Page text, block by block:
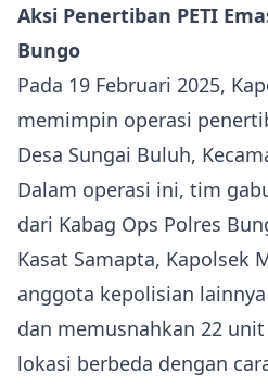
Aksi Penertiban PETI
Bungo
Pada 19 Februari 2025,
memimpin operasi
Desa Sungai Buluh,
Dalam operasi ini, tim
dari Kabag Ops Polres
Kasat Samapta, Kapolsek
anggota kepolisian
dan memusnahkan 22
lokasi berbeda dengan